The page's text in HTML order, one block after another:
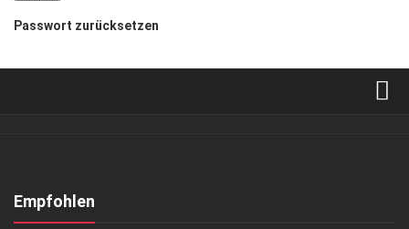
Passwort zurücksetzen
Kontakt, Impressum
Empfohlen